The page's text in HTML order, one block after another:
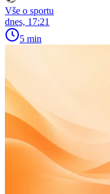
Vše o sportu
dnes, 17:21
5 min